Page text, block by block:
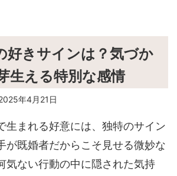
好きサインは？気づか
生える特別な感情
年4月21日
生まれる好意には、独特のサイン
が既婚者だからこそ見せる微妙な
気ない行動の中に隠された気持